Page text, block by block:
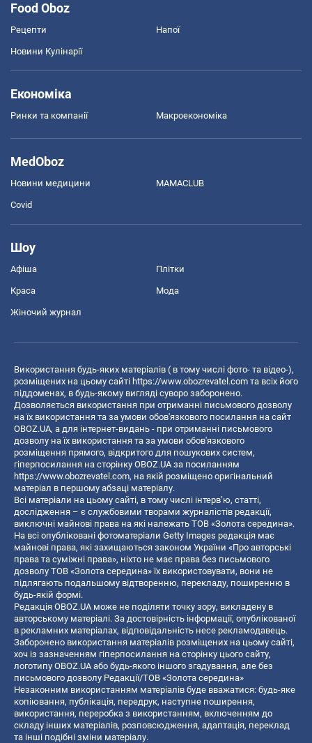
Food Oboz
Рецепти Напої
Новини Кулінарії
Економіка
Ринки та компанії Макроекономіка
MedOboz
Новини медицини MAMACLUB
Covid
Шоу
Афіша Плітки
Краса Мода
Жіночий журнал
Використання будь-яких матеріалів ( в тому числі фото- та відео-),
розміщених на цьому сайті https://www.obozrevatel.com та всіх його
піддоменах, в будь-якому вигляді суворо заборонено.
Дозволяється використання при отриманні письмового дозволу
на їх використання та за умови обов'язкового посилання на сайт
OBOZ.UA, а для інтернет-видань - при отриманні письмового
дозволу на їх використання та за умови обов'язкового
розміщення прямого, відкритого для пошукових систем,
гіперпосилання на сторінку OBOZ.UA за посиланням
https://www.obozrevatel.com, на якій розміщено оригінальний
матеріал в першому абзаці матеріалу.
Всі матеріали на цьому сайті, в тому числі інтерв’ю, статті,
дослідження – є службовими творами журналістів редакції,
виключні майнові права на які належать ТОВ «Золота середина».
На всі опубліковані фотоматеріали Getty Images редакція має
майнові права, які захищаються законом України «Про авторські
права та суміжні права», ніхто не має права без письмового
дозволу ТОВ «Золота середина» їх використовувати, вони не
підлягають подальшому відтворенню, перекладу, поширенню в
будь-якій формі.
Редакція OBOZ.UA може не поділяти точку зору, викладену в
авторському матеріалі. За достовірність інформації, опублікованої
в рекламних матеріалах, відповідальність несе рекламодавець.
Заборонено використання матеріалів розміщених на цьому сайті,
хоч із зазначенням гіперпосилання на сторінку цього сайту,
логотипу OBOZ.UA або будь-якого іншого згадування, але без
письмового дозволу Редакції/ТОВ «Золота середина»
Незаконним використанням матеріалів буде вважатися: будь-яке
копiювання, публiкацiя, передрук, наступне поширення,
використання, переробка з використанням, включенням до
складу інших матеріалів, розповсюдження, адаптація, переклад
та інші подібні зміни матеріалу.